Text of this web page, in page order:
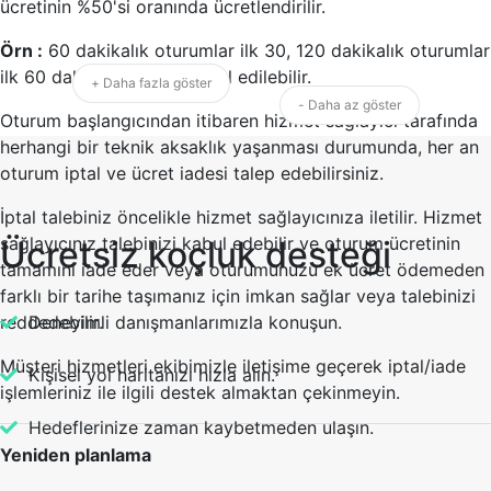
ücretinin %50'si oranında ücretlendirilir.
Örn : 60 dakikalık oturumlar ilk 30, 120 dakikalık oturumlar
ilk 60 dakika içerisinde iptal edilebilir.
Oturum başlangıcından itibaren hizmet sağlayıcı tarafında
herhangi bir teknik aksaklık yaşanması durumunda, her an
oturum iptal ve ücret iadesi talep edebilirsiniz.
İptal talebiniz öncelikle hizmet sağlayıcınıza iletilir. Hizmet
sağlayıcınız talebinizi kabul edebilir ve oturum ücretinin
tamamını iade eder veya oturumunuzu ek ücret ödemeden
farklı bir tarihe taşımanız için imkan sağlar veya talebinizi
reddedebilir.
Müşteri hizmetleri ekibimizle iletişime geçerek iptal/iade
işlemleriniz ile ilgili destek almaktan çekinmeyin.
Yeniden planlama
+ Daha fazla göster
- Daha az göster
Ücretsiz koçluk desteği
Deneyimli danışmanlarımızla konuşun.
Kişisel yol haritanızı hızla alın.
Hedeflerinize zaman kaybetmeden ulaşın.